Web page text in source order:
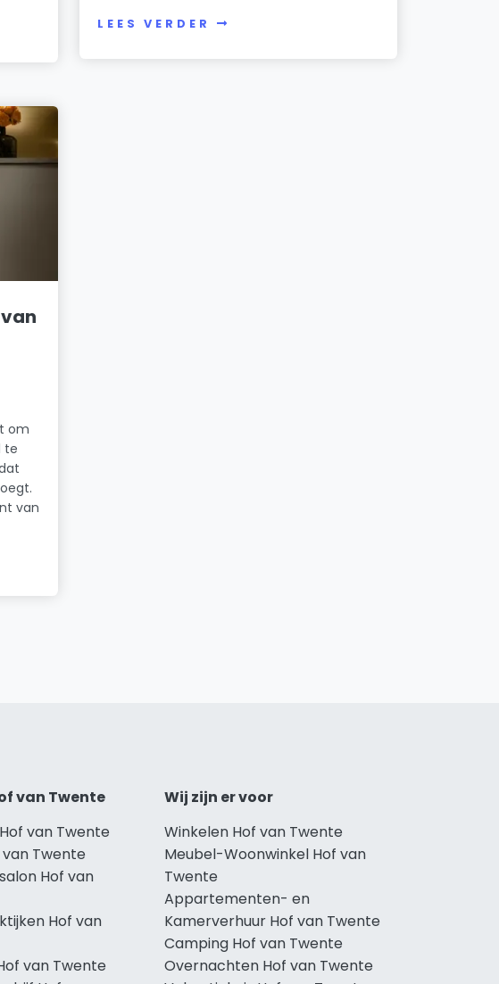
LEES VERDER
om
te
van
van Twente
van Twente
Twente
Hof van
Hof van
van Twente
Wij zijn er voor
Winkelen Hof van Twente
Meubel-Woonwinkel Hof van
Twente
Appartementen- en
Kamerverhuur Hof van Twente
Camping Hof van Twente
Overnachten Hof van Twente